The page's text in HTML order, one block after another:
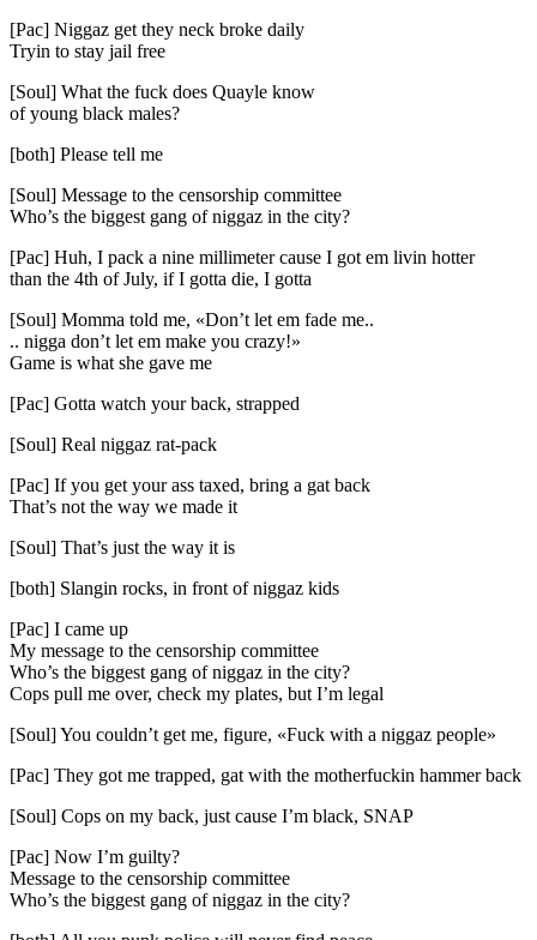
[Pac] Niggaz get they neck broke daily
Tryin to stay jail free
[Soul] What the fuck does Quayle know
of young black males?
[both] Please tell me
[Soul] Message to the censorship committee
Who’s the biggest gang of niggaz in the city?
[Pac] Huh, I pack a nine millimeter cause I got em livin hotter
than the 4th of July, if I gotta die, I gotta
[Soul] Momma told me, «Don’t let em fade me..
.. nigga don’t let em make you crazy!»
Game is what she gave me
[Pac] Gotta watch your back, strapped
[Soul] Real niggaz rat-pack
[Pac] If you get your ass taxed, bring a gat back
That’s not the way we made it
[Soul] That’s just the way it is
[both] Slangin rocks, in front of niggaz kids
[Pac] I came up
My message to the censorship committee
Who’s the biggest gang of niggaz in the city?
Cops pull me over, check my plates, but I’m legal
[Soul] You couldn’t get me, figure, «Fuck with a niggaz people»
[Pac] They got me trapped, gat with the motherfuckin hammer back
[Soul] Cops on my back, just cause I’m black, SNAP
[Pac] Now I’m guilty?
Message to the censorship committee
Who’s the biggest gang of niggaz in the city?